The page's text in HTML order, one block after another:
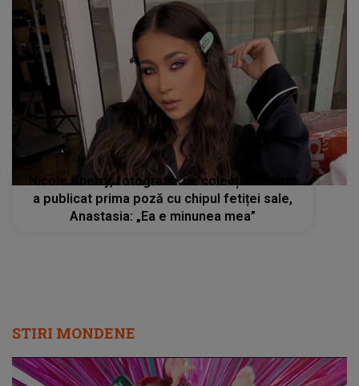
Nicole Cherry, fotografie de colecție! Artista
a publicat prima poză cu chipul fetiței sale,
Anastasia: „Ea e minunea mea”
STIRI MONDENE